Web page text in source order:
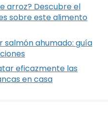
arroz? Descubre el
sobre este alimento
salmón ahumado: guía
eficazmente las
en casa